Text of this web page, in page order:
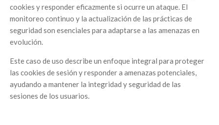
cookies y responder eficazmente si ocurre un ataque. El
monitoreo continuo y la actualización de las prácticas de
seguridad son esenciales para adaptarse a las amenazas en
evolución.
Este caso de uso describe un enfoque integral para proteger
las cookies de sesión y responder a amenazas potenciales,
ayudando a mantener la integridad y seguridad de las
sesiones de los usuarios.